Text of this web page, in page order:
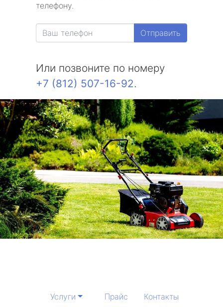
телефону.
Отправить
Или позвоните по номеру
+7 (812) 507-16-92.
Услуги Прайс Контакты